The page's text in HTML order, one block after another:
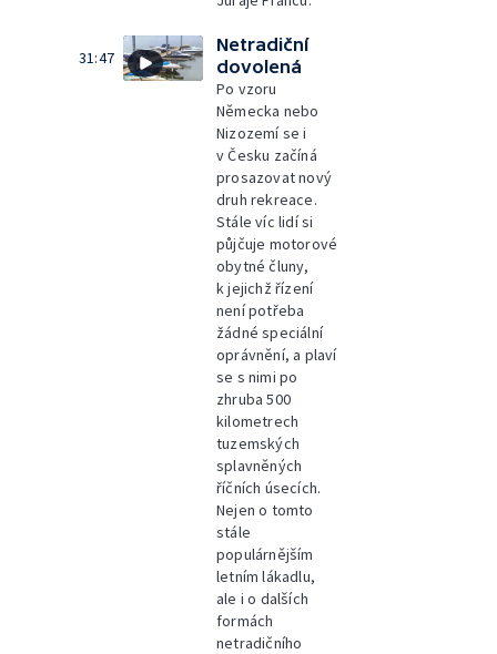
31:47
Netradiční
dovolená
Po vzoru
Německa nebo
Nizozemí se i
v Česku začíná
prosazovat nový
druh rekreace.
Stále víc lidí si
půjčuje motorové
obytné čluny,
k jejichž řízení
není potřeba
žádné speciální
oprávnění, a plaví
se s nimi po
zhruba 500
kilometrech
tuzemských
splavněných
říčních úsecích.
Nejen o tomto
stále
populárnějším
letním lákadlu,
ale i o dalších
formách
netradičního